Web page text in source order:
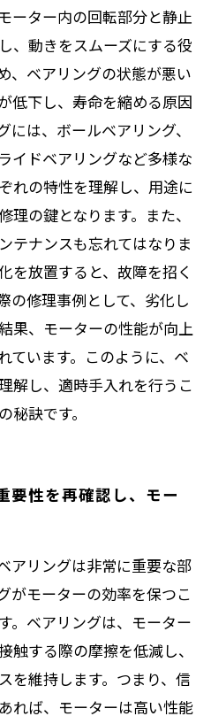
ーター内の回転部分と静止
、動きをスムーズにする役
、ベアリングの状態が悪い
低下し、寿命を縮める原因
には、ボールベアリング、
イドベアリングなど多様な
れの特性を理解し、用途に
の鍵となります。また、
テナンスも忘れてはなりま
を放置すると、故障を招く
の修理事例として、劣化し
果、モーターの性能が向上
ています。このように、ベ
解し、適時手入れを行うこ
秘訣です。
要性を再確認し、モー
アリングは非常に重要な部
がモーターの効率を保つこ
。ベアリングは、モーター
触する際の摩擦を低減し、
を維持します。つまり、信
れば、モーターは高い性能